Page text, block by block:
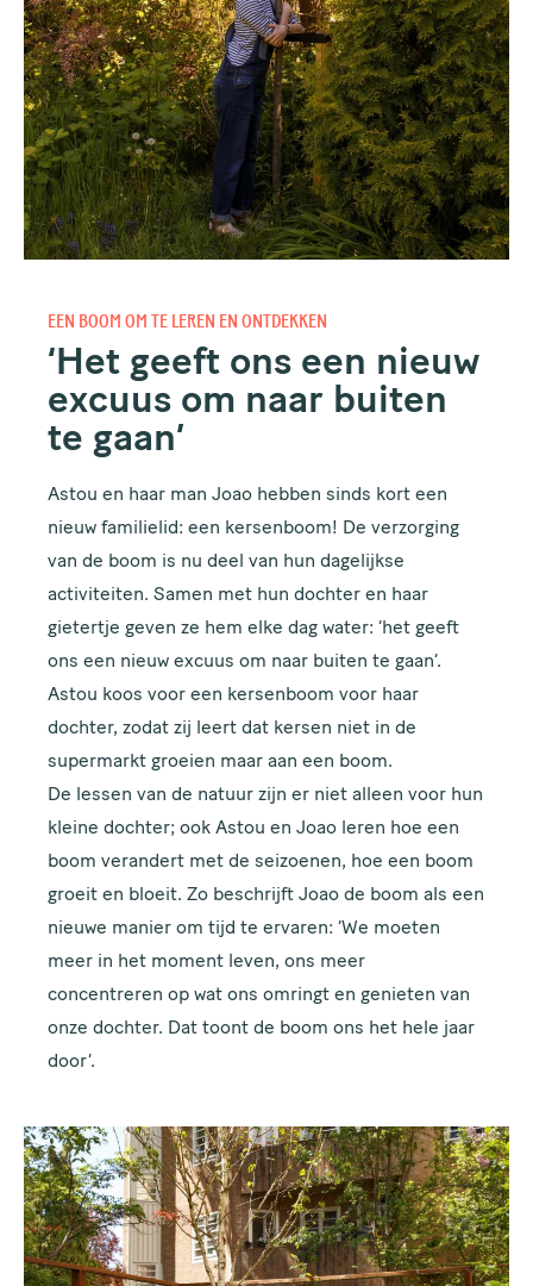
EEN BOOM OM TE LEREN EN ONTDEKKEN
‘Het geeft ons een nieuw
excuus om naar buiten
te gaan’
Astou en haar man Joao hebben sinds kort een
nieuw familielid: een kersenboom! De verzorging
van de boom is nu deel van hun dagelijkse
activiteiten. Samen met hun dochter en haar
gietertje geven ze hem elke dag water: ‘het geeft
ons een nieuw excuus om naar buiten te gaan’.
Astou koos voor een kersenboom voor haar
dochter, zodat zij leert dat kersen niet in de
supermarkt groeien maar aan een boom.
De lessen van de natuur zijn er niet alleen voor hun
kleine dochter; ook Astou en Joao leren hoe een
boom verandert met de seizoenen, hoe een boom
groeit en bloeit. Zo beschrijft Joao de boom als een
nieuwe manier om tijd te ervaren: ‘We moeten
meer in het moment leven, ons meer
concentreren op wat ons omringt en genieten van
onze dochter. Dat toont de boom ons het hele jaar
door’.
Meld je aan voor de
Gezonde Stad!
Eens per maand sturen wij een nieuwsbrief, dus wil jij
op de hoogte blijven van duurzame en groene
projecten in Amsterdam, meld je dan aan.
ACHTERNAAM
E-MAILADRES
Houd me up to date!